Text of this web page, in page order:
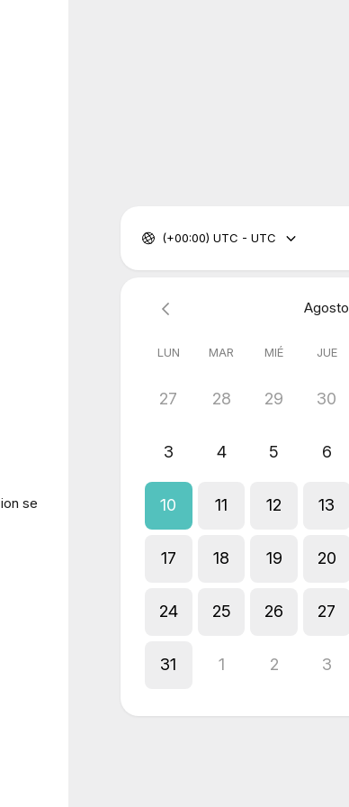
se
(+00:00) UTC - UTC
Agosto
LUN MAR MIÉ JUE
27 28 29 30
3 4 5 6
10 11 12 13
17 18 19 20
24 25 26 27
31 1 2 3